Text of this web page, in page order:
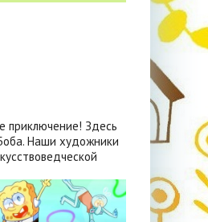
приключение! Здесь
Наши художники